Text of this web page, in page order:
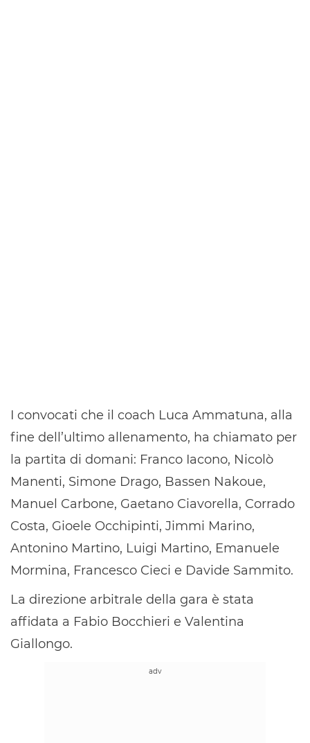
I convocati che il coach Luca Ammatuna, alla
fine dell’ultimo allenamento, ha chiamato per
la partita di domani: Franco Iacono, Nicolò
Manenti, Simone Drago, Bassen Nakoue,
Manuel Carbone, Gaetano Ciavorella, Corrado
Costa, Gioele Occhipinti, Jimmi Marino,
Antonino Martino, Luigi Martino, Emanuele
Mormina, Francesco Cieci e Davide Sammito.
La direzione arbitrale della gara è stata
affidata a Fabio Bocchieri e Valentina
Giallongo.